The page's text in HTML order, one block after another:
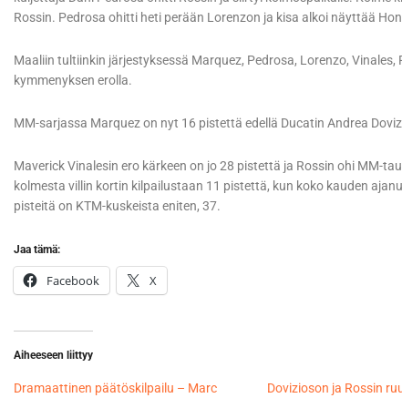
Rossin. Pedrosa ohitti heti perään Lorenzon ja kisa alkoi näyttää
Maaliin tultiinkin järjestyksessä Marquez, Pedrosa, Lorenzo,
kymmenyksen erolla.
MM-sarjassa Marquez on nyt 16 pistettä edellä Ducatin Andrea
Maverick Vinalesin ero kärkeen on jo 28 pistettä ja Rossin ohi MM-
kolmesta villin kortin kilpailustaan 11 pistettä, kun koko kauden
pisteitä on KTM-kuskeista eniten, 37.
Jaa tämä:
Facebook X
Aiheeseen liittyy
​Dramaattinen päätöskilpailu – Marc Dovizioson ja Rossin